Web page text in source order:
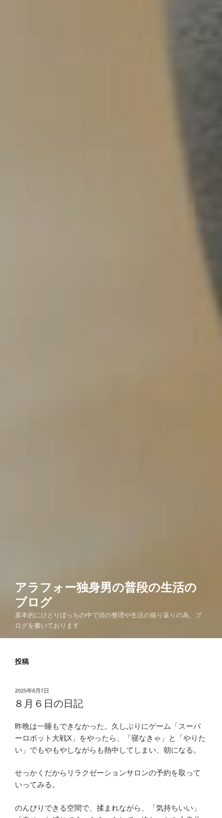
アラフォー独身男の普段の生活の
ブログ
基本的にひとりぼっちの中で頭の整理や生活の振り返りの為、ブ
ログを書いております
投稿
投
稿
日:
2025年8月7日
８月６日の日記
昨晩は一睡もできなかった。久しぶりにゲーム「スーパ
ーロボット大戦X」をやったら、「寝なきゃ」と「やりた
い」でもやもやしながらも熱中してしまい、朝になる。
せっかくだからリラクゼーションサロンの予約を取って
いってみる。
のんびりできる空間で、揉まれながら、「気持ちいい」